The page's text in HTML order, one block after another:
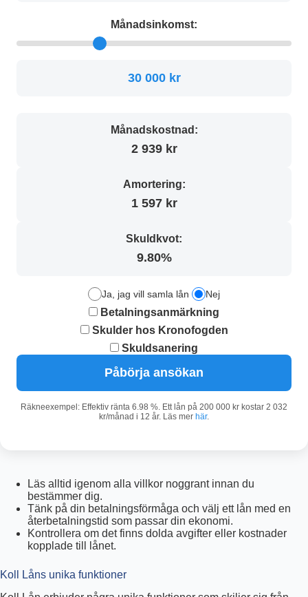
Månadsinkomst:
30 000 kr
Månadskostnad:
2 939 kr
Amortering:
1 597 kr
Skuldkvot:
9.80%
Ja, jag vill samla lån Nej
Betalningsanmärkning
Skulder hos Kronofogden
Skuldsanering
Påbörja ansökan
Räkneexempel: Effektiv ränta 6.98 %. Ett lån på 200 000 kr kostar 2 032
kr/månad i 12 år. Läs mer här.
Läs alltid igenom alla villkor noggrant innan du
bestämmer dig.
Tänk på din betalningsförmåga och välj ett lån med en
återbetalningstid som passar din ekonomi.
Kontrollera om det finns dolda avgifter eller kostnader
kopplade till lånet.
Koll Låns unika funktioner